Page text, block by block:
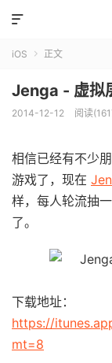

iOS  正文
Jenga - 虚拟
2014-12-12 阅读
相信已经有不少
游戏了，现在
样，每人轮流抽
了。
下载地址：
https://
mt=8